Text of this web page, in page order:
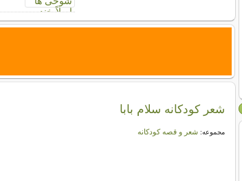
شعر کودکانه سلام بابا
مجموعه:شعر و قصه کودکانه